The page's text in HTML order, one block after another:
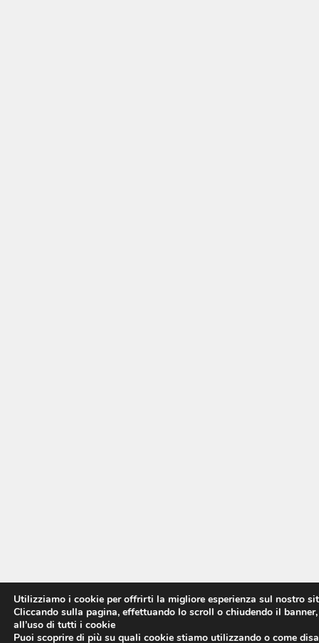
Utilizziamo i cookie per offrirti la migliore esperienza sul nostro
Cliccando sulla pagina, effettuando lo scroll o chiudendo il
all’uso di tutti i cookie
Puoi scoprire di più su quali cookie stiamo utilizzando o come